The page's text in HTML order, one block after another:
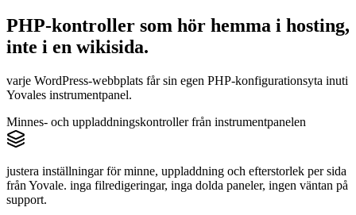
PHP-kontroller som hör hemma i hosting,
inte i en wikisida.
varje WordPress-webbplats får sin egen PHP-konfigurationsyta inuti
Yovales instrumentpanel.
Minnes- och uppladdningskontroller från instrumentpanelen
justera inställningar för minne, uppladdning och efterstorlek per sida
från Yovale. inga filredigeringar, inga dolda paneler, ingen väntan på
support.